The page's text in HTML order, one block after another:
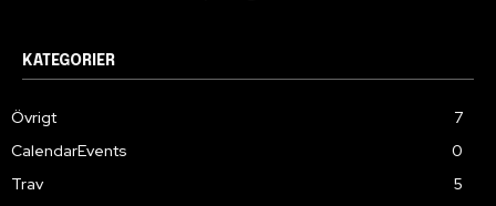
KATEGORIER
Övrigt
7
CalendarEvents
0
Trav
5